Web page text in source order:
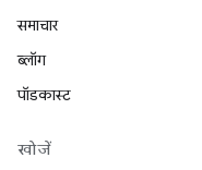
समाचार
ब्लॉग
पॉडकास्ट
खोजें